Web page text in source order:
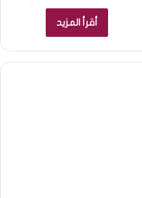
أقرأ المزيد